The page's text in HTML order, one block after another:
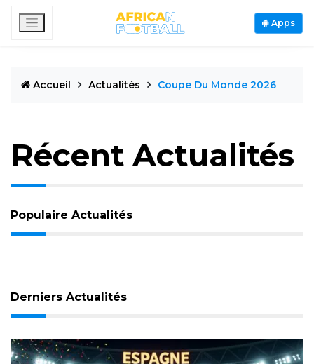
Apps
Accueil Actualités Coupe Du Monde 2026
Récent Actualités
Populaire Actualités
Derniers Actualités